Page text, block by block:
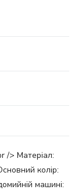
/> Матеріал:
колір:
машині: